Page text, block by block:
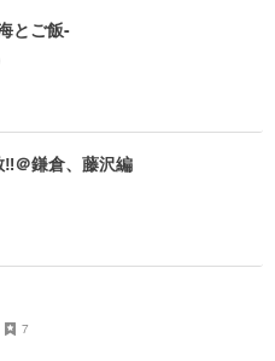
とご飯-
＠鎌倉、藤沢編
7